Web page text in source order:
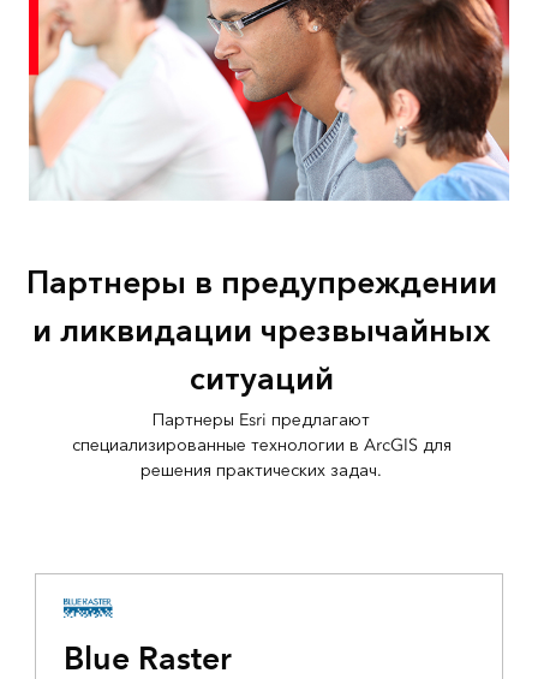
Партнеры в предупреждении
и ликвидации чрезвычайных
ситуаций
Партнеры Esri предлагают
специализированные технологии в ArcGIS для
решения практических задач.
Blue Raster